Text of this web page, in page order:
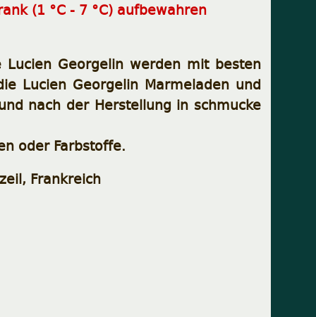
(1 °C - 7 °C) aufbewahren
Georgelin werden mit besten
Lucien Georgelin Marmeladen und
nach der Herstellung in schmucke
oder Farbstoffe.
Frankreich